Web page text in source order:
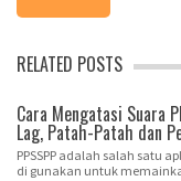
RELATED POSTS
Cara Mengatasi Suara
Lag, Patah-Patah dan
PPSSPP adalah salah satu
di gunakan untuk